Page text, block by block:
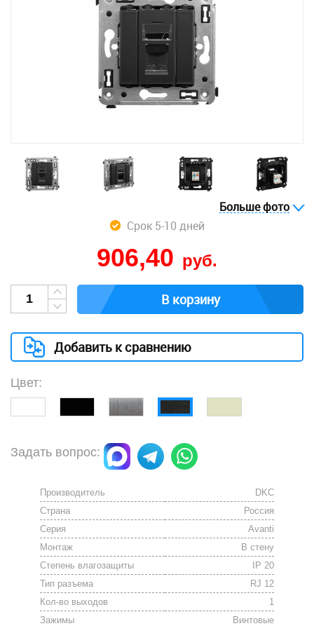
Больше фото
Срок 5-10 дней
906,40 руб.
В корзину
Добавить к сравнению
Цвет:
Задать вопрос:
Производитель
DKC
Страна
Россия
Серия
Avanti
Монтаж
В стену
Степень влагозащиты
IP 20
Тип разъема
RJ 12
Кол-во выходов
1
Зажимы
Винтовые